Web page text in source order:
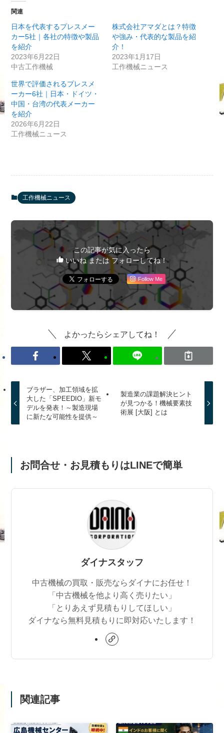
関連
日本を代表するプレスメー
カー5社｜各社の特徴や製品
を紹介
2023年6月22日
中古工作機械
株式会社アマダとは？特徴
や強み・代表的な製品を紹
介！
2023年1月17日
工作機械ニュース
世界で評価されるプレスメ
ーカー6社｜日本・ドイツ・
中国・台湾の代表メーカー
を紹介
2026年6月22日
工作機械ニュース
工作機械ニュース
この記事が気に入ったら
いいね または フォローしてね！
Follow Me
よかったらシェアしてね！
ブラザー、加工領域を拡
大した「SPEEDIO」新モ
デルを発表！～製造現場
に新たな可能性を提供～
製造業の課題解決ヒント
が見つかる！機械要素技
術展 [大阪] とは
お問合せ・お見積もりはLINEで簡単
ダイナスタッフ
中古機械の買取・販売ならダイナにお任せ！
「中古機械を他より高く売りたい」
「とりあえず見積もりしてほしい」
ダイナなら無料見積もりに即対応いたします！
関連記事